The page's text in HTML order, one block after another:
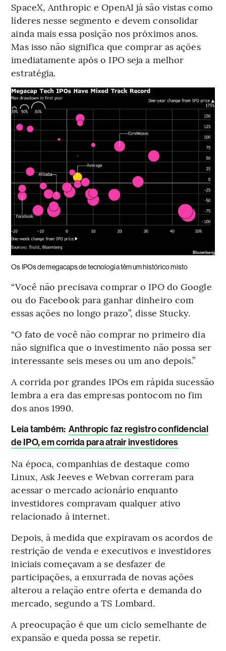
SpaceX, Anthropic e OpenAI já são vistas como
líderes nesse segmento e devem consolidar
ainda mais essa posição nos próximos anos.
Mas isso não significa que comprar as ações
imediatamente após o IPO seja a melhor
estratégia.
Os IPOs de megacaps de tecnologia têm um histórico misto
“Você não precisava comprar o IPO do Google
ou do Facebook para ganhar dinheiro com
essas ações no longo prazo”, disse Stucky.
“O fato de você não comprar no primeiro dia
não significa que o investimento não possa ser
interessante seis meses ou um ano depois.”
A corrida por grandes IPOs em rápida sucessão
lembra a era das empresas pontocom no fim
dos anos 1990.
Leia também: Anthropic faz registro confidencial
de IPO, em corrida para atrair investidores
Na época, companhias de destaque como
Linux, Ask Jeeves e Webvan correram para
acessar o mercado acionário enquanto
investidores compravam qualquer ativo
relacionado à internet.
Depois, à medida que expiravam os acordos de
restrição de venda e executivos e investidores
iniciais começavam a se desfazer de
participações, a enxurrada de novas ações
alterou a relação entre oferta e demanda do
mercado, segundo a TS Lombard.
A preocupação é que um ciclo semelhante de
expansão e queda possa se repetir.